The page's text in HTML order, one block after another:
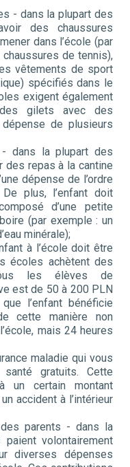
- dans la plupart des
des chaussures
dans l’école (par
de tennis),
vêtements de sport
spécifiés dans le
exigent également
gilets avec des
de plusieurs
dans la plupart des
repas à la cantine
dépense de l’ordre
plus, l’enfant doit
d’une petite
(par exemple : un
minérale);
à l’école doit être
écoles achètent des
les élèves de
est de 50 à 200 PLN
l’enfant bénéficie
cette manière non
mais 24 heures
maladie qui vous
gratuits. Cette
un certain montant
accident à l’intérieur
parents - dans la
volontairement
diverses dépenses